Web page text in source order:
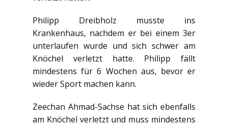
Philipp Dreibholz musste ins
Krankenhaus, nachdem er bei einem 3er
unterlaufen wurde und sich schwer am
Knöchel verletzt hatte. Philipp fällt
mindestens für 6 Wochen aus, bevor er
wieder Sport machen kann.
Zeechan Ahmad-Sachse hat sich ebenfalls
am Knöchel verletzt und muss mindestens